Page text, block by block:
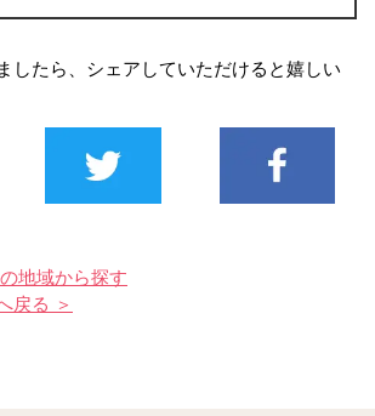
したら、シェアしていただけると嬉しい
地域から探す
戻る ＞